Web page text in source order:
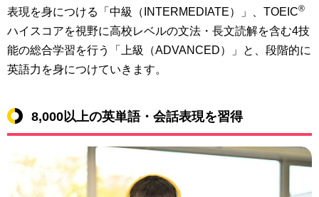
表現を身につける「中級（INTERMEDIATE）」
、TOEIC®
ハイスコアを視野に高校レベルの文法・長文読解を含む4技
能の総合学習を行う「上級（ADVANCED）」
と、段階的に
英語力を身につけていきます。
8,000以上の英単語・会話表現を習得